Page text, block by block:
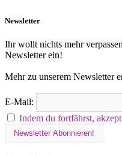
Newsletter
Ihr wollt nichts mehr
Newsletter ein!
Mehr zu unserem Newsletter
E-Mail:
Indem du fortfährst,